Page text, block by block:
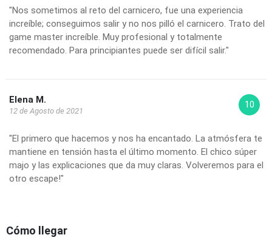
"Nos sometimos al reto del carnicero, fue una experiencia
increíble; conseguimos salir y no nos pilló el carnicero. Trato del
game master increíble. Muy profesional y totalmente
recomendado. Para principiantes puede ser difícil salir."
Elena M.
12 de Agosto de 2021
10
"El primero que hacemos y nos ha encantado. La atmósfera te
mantiene en tensión hasta el último momento. El chico súper
majo y las explicaciones que da muy claras. Volveremos para el
otro escape!"
Cómo llegar